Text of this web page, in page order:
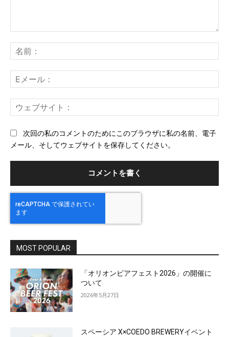
ン
ト：
前
メ
ー
ェ
次回の私のコメントのためにこのブラウザに私の名前、電子
メール、そしてウェブサイトを保存してください。
MOST POPULAR
「オリオンビアフェスト2026」の開催に
ついて
2026年5月27日
スペーシア X×COEDO BREWERYイベント